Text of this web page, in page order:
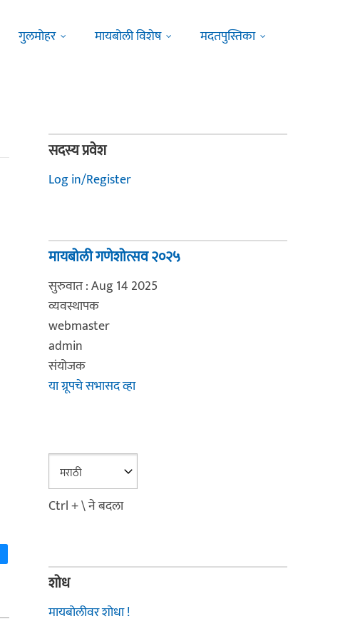
गुलमोहर मायबोली विशेष मदतपुस्तिका
सदस्य प्रवेश
Log in/Register
मायबोली गणेशोत्सव २०२५
सुरुवात : Aug 14 2025
व्यवस्थापक
webmaster
admin
संयोजक
या ग्रूपचे सभासद व्हा
Ctrl + \ ने बदला
शोध
मायबोलीवर शोधा !